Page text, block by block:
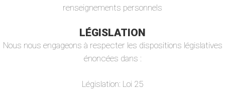
renseignements personnels
LÉGISLATION
Nous nous engageons à respecter les dispositions législatives
énoncées dans :
Législation: Loi 25